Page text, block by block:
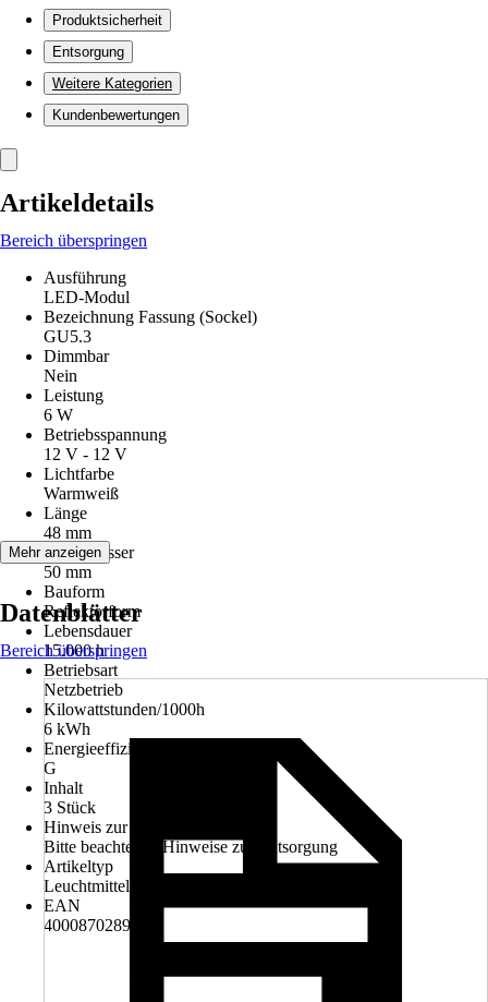
Produktsicherheit
Entsorgung
Weitere Kategorien
Kundenbewertungen
Artikeldetails
Bereich überspringen
Ausführung
LED-Modul
Bezeichnung Fassung (Sockel)
GU5.3
Dimmbar
Nein
Leistung
6 W
Betriebsspannung
12 V - 12 V
Lichtfarbe
Warmweiß
Länge
48 mm
Durchmesser
50 mm
Bauform
Reflektorform
Lebensdauer
15.000 h
Betriebsart
Netzbetrieb
Kilowattstunden/1000h
6 kWh
Energieeffizienzklasse
G
Inhalt
3 Stück
Hinweis zur Entsorgung
Bitte beachte die Hinweise zur Entsorgung
Artikeltyp
Leuchtmittel
EAN
4000870289136
Mehr anzeigen
Datenblätter
Bereich überspringen